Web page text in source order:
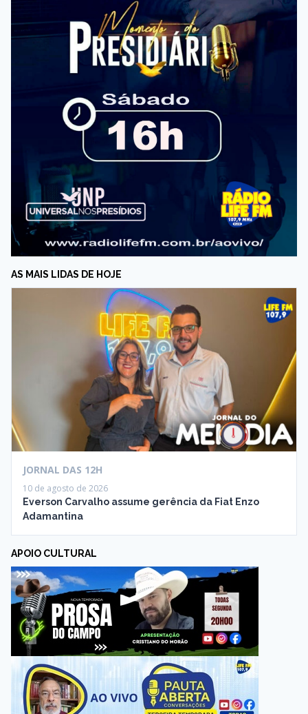
AS MAIS LIDAS DE HOJE
JORNAL DAS 12H
10 de agosto de 2026
Everson Carvalho assume gerência da Fiat Enzo
Adamantina
APOIO CULTURAL